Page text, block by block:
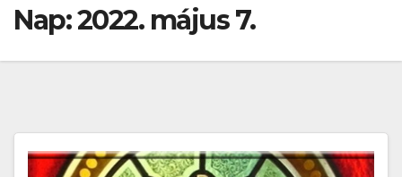
Nap:2022. május 7.